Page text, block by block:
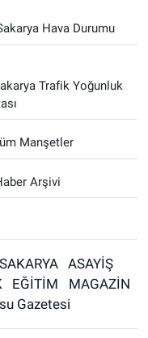
Hava Durumu
Trafik Yoğunluk
Manşetler
Arşivi
SAKARYA
ASAYİŞ
EĞİTİM
MAGAZİN
Gazetesi